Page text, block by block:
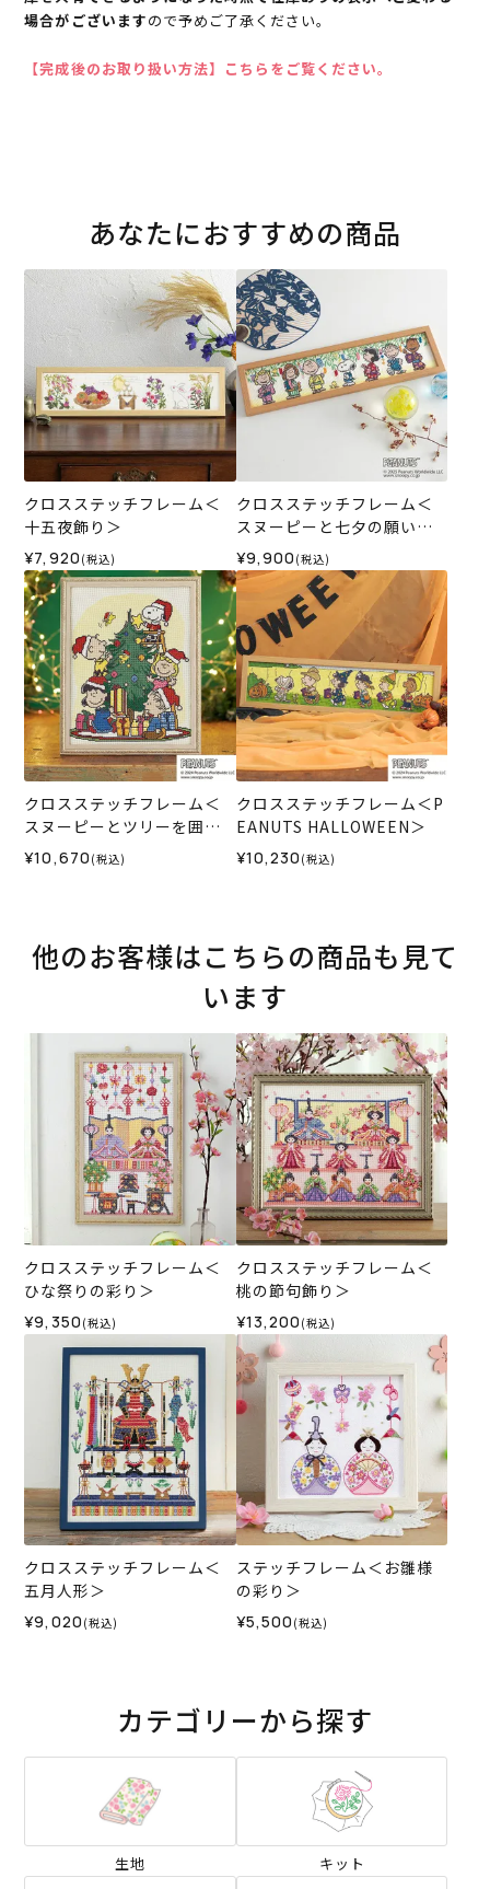
場合がございますので予めご了承ください。
【完成後のお取り扱い方法】こちらをご覧ください。
あなたにおすすめの商品
クロスステッチフレーム＜
十五夜飾り＞
¥7,920 (税込)
クロスステッチフレーム＜
スヌーピーと七夕の願いご
と＞
¥9,900 (税込)
クロスステッチフレーム＜
スヌーピーとツリーを囲ん
で＞
¥10,670 (税込)
クロスステッチフレーム＜P
EANUTS HALLOWEEN＞
¥10,230 (税込)
他のお客様はこちらの商品も見て
います
クロスステッチフレーム＜
ひな祭りの彩り＞
¥9,350 (税込)
クロスステッチフレーム＜
桃の節句飾り＞
¥13,200 (税込)
クロスステッチフレーム＜
五月人形＞
¥9,020 (税込)
ステッチフレーム＜お雛様
の彩り＞
¥5,500 (税込)
カテゴリーから探す
生地 キット